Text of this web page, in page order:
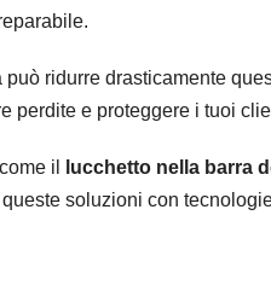
ridurre drasticamente
perdite e proteggere i tuoi
il
lucchetto nella barra
soluzioni con